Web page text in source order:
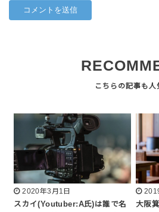
2020年3月1日
スカイ(Youtuber:A氏)は誰で名
大阪